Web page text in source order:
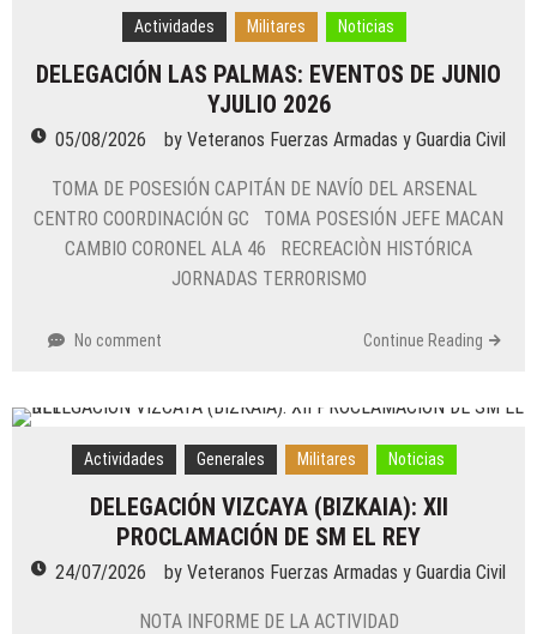
07/07/2026
byVeteranos Fuerzas Armadas y Guardia Civil
Actividades Militares Noticias
DELEGACIÓN LAS PALMAS: EVENTOS DE JUNIO
YJULIO 2026
05/08/2026 by Veteranos Fuerzas Armadas y Guardia Civil
TOMA DE POSESIÓN CAPITÁN DE NAVÍO DEL ARSENAL
CENTRO COORDINACIÓN GC TOMA POSESIÓN JEFE MACAN
CAMBIO CORONEL ALA 46 RECREACIÒN HISTÓRICA
JORNADAS TERRORISMO
No comment Continue Reading
Actividades Generales Militares Noticias
DELEGACIÓN VIZCAYA (BIZKAIA): XII
PROCLAMACIÓN DE SM EL REY
24/07/2026 by Veteranos Fuerzas Armadas y Guardia Civil
NOTA INFORME DE LA ACTIVIDAD